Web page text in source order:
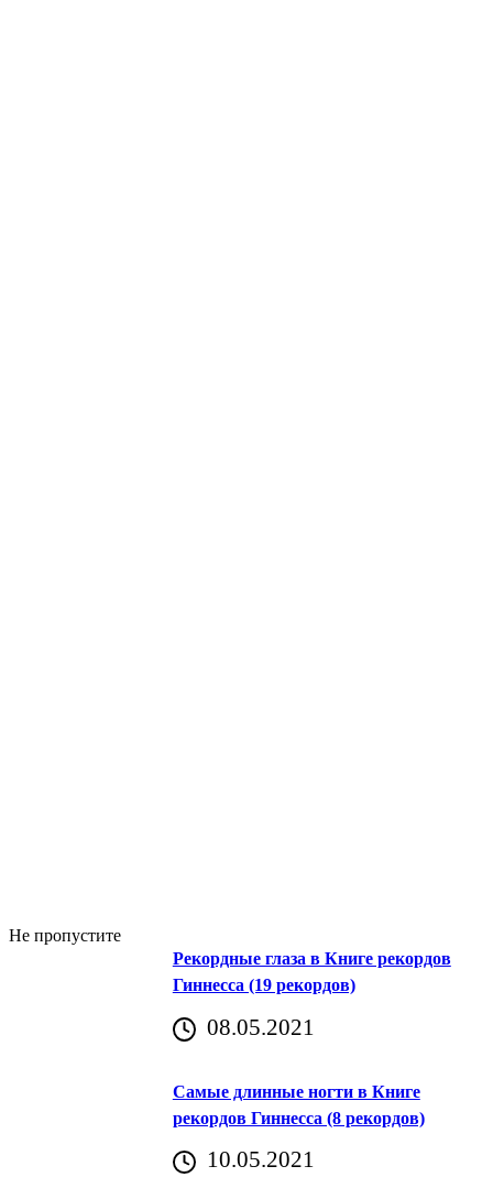
Не пропустите
Рекордные глаза в Книге рекордов
Гиннесса (19 рекордов)
08.05.2021
Самые длинные ногти в Книге
рекордов Гиннесса (8 рекордов)
10.05.2021